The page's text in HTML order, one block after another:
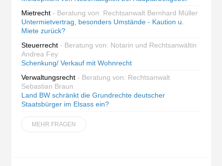
Mietrecht - Beratung von: Rechtsanwalt Bernhard Müller
Untermietvertrag, besonders Umstände - Kaution u.
Miete zurück?
Steuerrecht - Beratung von: Notarin und Rechtsanwältin
Andrea Fey
Schenkung/ Verkauf mit Wohnrecht
Verwaltungsrecht - Beratung von: Rechtsanwalt
Sebastian Braun
Land BW schränkt die Grundrechte deutscher
Staatsbürger im Elsass ein?
MEHR FRAGEN